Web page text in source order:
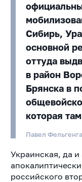
Сибирь,
основной
оттуда
в район
Брянска в
которая
Павел
Украинская, да и
российского